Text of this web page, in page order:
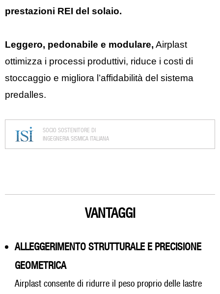
prestazioni REI del solaio.
Leggero, pedonabile e modulare, Airplast
ottimizza i processi produttivi, riduce i costi di
stoccaggio e migliora l’affidabilità del sistema
predalles.
SOCIO SOSTENITORE DI
INGEGNERIA SISMICA ITALIANA
VANTAGGI
ALLEGGERIMENTO STRUTTURALE E PRECISIONE
GEOMETRICA
Airplast consente di ridurre il peso proprio delle lastre